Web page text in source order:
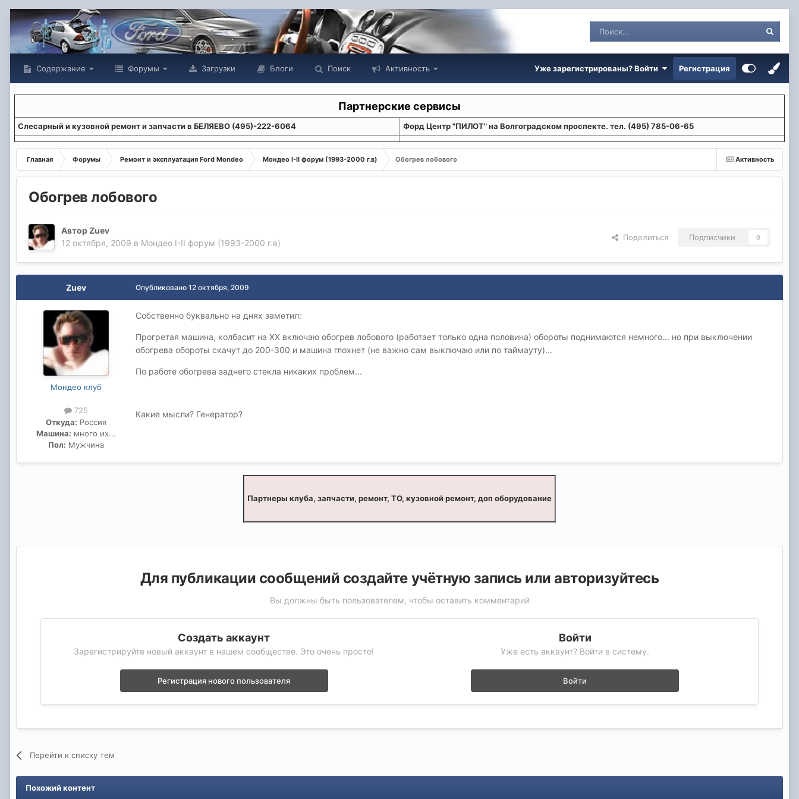
Содержание Форумы Загрузки Блоги Поиск Активность Уже зарегистрированы? Войти Регистрация
Партнерские сервисы
Слесарный и кузовной ремонт и запчасти в БЕЛЯЕВО (495)-222-6064 Форд Центр "ПИЛОТ" на Волгоградском проспекте. тел. (495) 785-06-65
Активность
Главная Форумы Ремонт и эксплуатация Ford Mondeo Мондео I-II форум (1993-2000 г.в) Обогрев лобового
Обогрев лобового
АвторZuev
12 октября, 2009 в Мондео I-II форум (1993-2000 г.в)
Поделиться Подписчики 0
Zuev
Мондео клуб
725
Откуда: Россия
Машина: много их...
Пол: Мужчина
Опубликовано 12 октября, 2009
Собственно буквально на днях заметил:
Прогретая машина, колбасит на ХХ включаю обогрев лобового (работает только одна половина) обороты поднимаются немного... но при выключении
обогрева обороты скачут до 200-300 и машина глохнет (не важно сам выключаю или по таймауту)...
По работе обогрева заднего стекла никаких проблем...
Какие мысли? Генератор?
Партнеры клуба, запчасти, ремонт, ТО, кузовной ремонт, доп оборудование
Для публикации сообщений создайте учётную запись или авторизуйтесь
Вы должны быть пользователем, чтобы оставить комментарий
Создать аккаунт
Зарегистрируйте новый аккаунт в нашем сообществе. Это очень просто!
Регистрация нового пользователя
Войти
Уже есть аккаунт? Войти в систему.
Войти
Перейти к списку тем
Похожий контент